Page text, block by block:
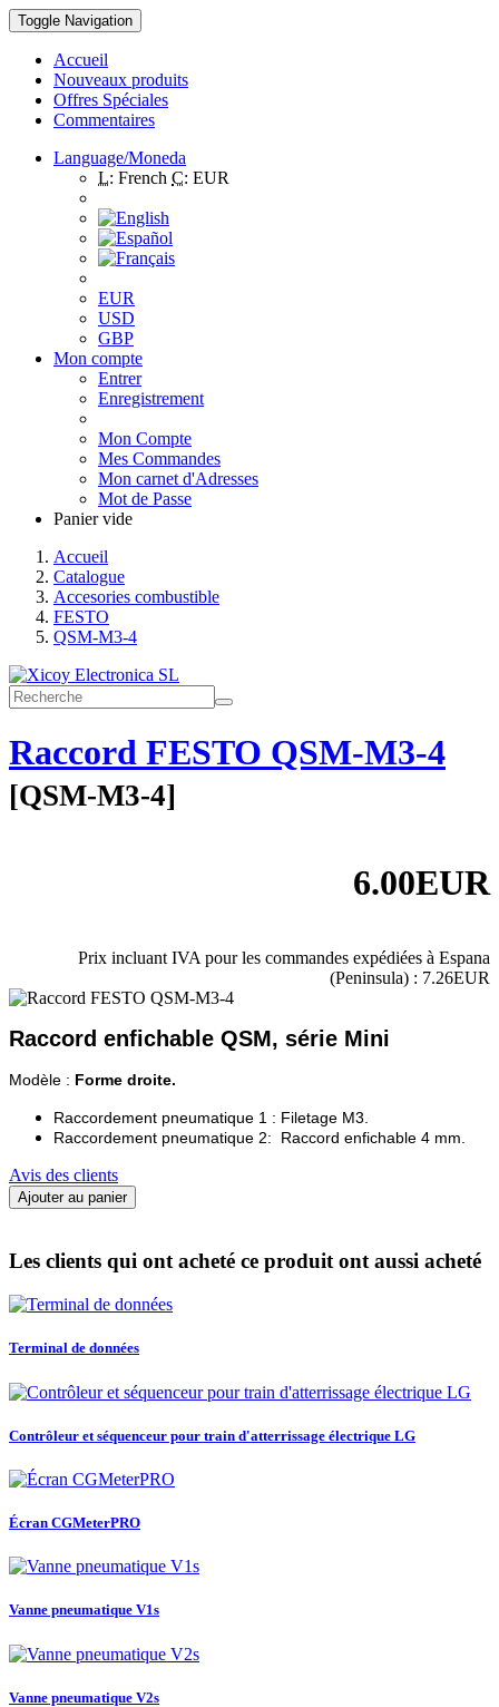
Toggle Navigation
Accueil
Nouveaux produits
Offres Spéciales
Commentaires
Language/Moneda
L: French C: EUR
EUR
USD
GBP
Mon compte
Entrer
Enregistrement
Mon Compte
Mes Commandes
Mon carnet d'Adresses
Mot de Passe
Panier vide
Accueil
Catalogue
Accesories combustible
FESTO
QSM-M3-4
Raccord FESTO QSM-M3-4
[QSM-M3-4]
6.00EUR
Prix incluant IVA pour les commandes expédiées à Espana
(Peninsula) : 7.26EUR
Raccord enfichable QSM, série Mini
Modèle : Forme droite.
Raccordement pneumatique 1 : Filetage M3.
Raccordement pneumatique 2: Raccord enfichable 4 mm.
Avis des clients
Ajouter au panier
Les clients qui ont acheté ce produit ont aussi acheté
Terminal de données
Contrôleur et séquenceur pour train d'atterrissage électrique LG
Écran CGMeterPRO
Vanne pneumatique V1s
Vanne pneumatique V2s